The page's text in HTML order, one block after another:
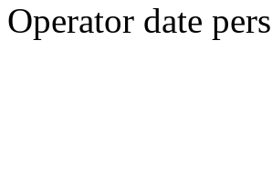
Operator date